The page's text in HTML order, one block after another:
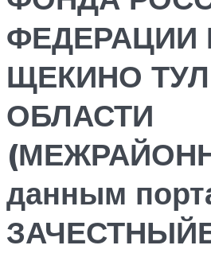
ФЕДЕРАЦИИ
ЩЕКИНО
ОБЛАСТИ
данным